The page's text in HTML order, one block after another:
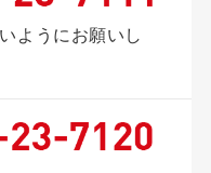
ようにお願いし